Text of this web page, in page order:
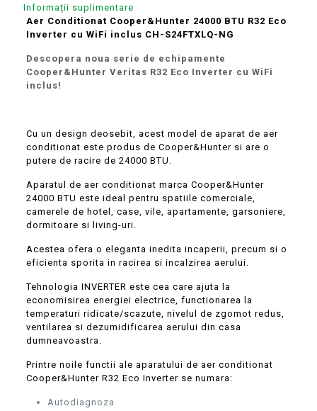
Informații suplimentare
Aer Conditionat Cooper&Hunter 24000 BTU R32 Eco
Inverter cu WiFi inclus CH-S24FTXLQ-NG
Descopera noua serie de echipamente
Cooper&Hunter Veritas R32 Eco Inverter cu WiFi
inclus!
Cu un design deosebit, acest model de aparat de aer
conditionat este produs de Cooper&Hunter si are o
putere de racire de 24000 BTU.
Aparatul de aer conditionat marca Cooper&Hunter
24000 BTU este ideal pentru spatiile comerciale,
camerele de hotel, case, vile, apartamente, garsoniere,
dormitoare si living-uri.
Acestea ofera o eleganta inedita incaperii, precum si o
eficienta sporita in racirea si incalzirea aerului.
Tehnologia INVERTER este cea care ajuta la
economisirea energiei electrice, functionarea la
temperaturi ridicate/scazute, nivelul de zgomot redus,
ventilarea si dezumidificarea aerului din casa
dumneavoastra.
Printre noile functii ale aparatului de aer conditionat
Cooper&Hunter R32 Eco Inverter se numara:
Autodiagnoza